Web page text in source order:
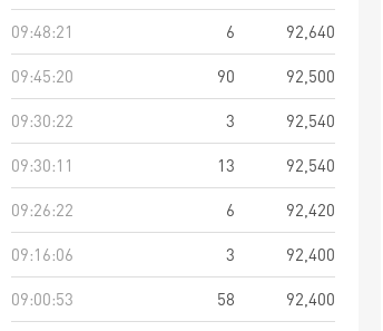
09:48:21
6
92,640
09:45:20
90
92,500
09:30:22
3
92,540
09:30:11
13
92,540
09:26:22
6
92,420
09:16:06
3
92,400
09:00:53
58
92,400